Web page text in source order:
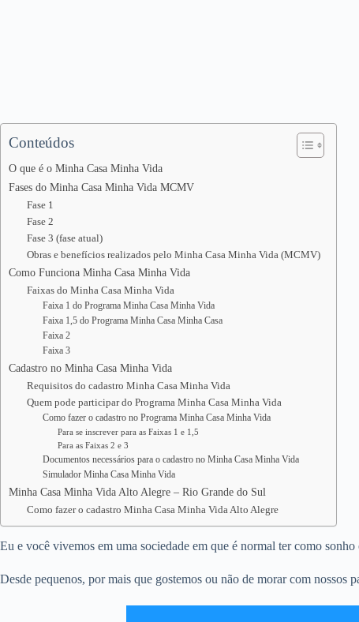
Conteúdos
O que é o Minha Casa Minha Vida
Fases do Minha Casa Minha Vida MCMV
Fase 1
Fase 2
Fase 3 (fase atual)
Obras e benefícios realizados pelo Minha Casa Minha Vida (MCMV)
Como Funciona Minha Casa Minha Vida
Faixas do Minha Casa Minha Vida
Faixa 1 do Programa Minha Casa Minha Vida
Faixa 1,5 do Programa Minha Casa Minha Casa
Faixa 2
Faixa 3
Cadastro no Minha Casa Minha Vida
Requisitos do cadastro Minha Casa Minha Vida
Quem pode participar do Programa Minha Casa Minha Vida
Como fazer o cadastro no Programa Minha Casa Minha Vida
Para se inscrever para as Faixas 1 e 1,5
Para as Faixas 2 e 3
Documentos necessários para o cadastro no Minha Casa Minha Vida
Simulador Minha Casa Minha Vida
Minha Casa Minha Vida Alto Alegre – Rio Grande do Sul
Como fazer o cadastro Minha Casa Minha Vida Alto Alegre
Eu e você vivemos em uma sociedade em que é normal ter como sonho
Desde pequenos, por mais que gostemos ou não de morar com nossos